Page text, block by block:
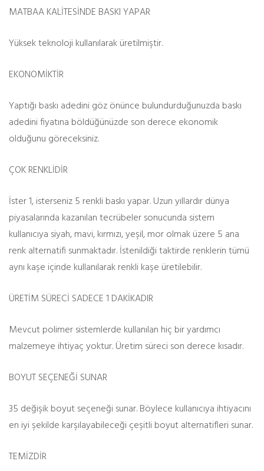
MATBAA KALİTESİNDE BASKI YAPAR
Yüksek teknoloji kullanılarak üretilmiştir.
EKONOMİKTİR
Yaptığı baskı adedini göz önünce bulundurduğunuzda baskı
adedini fiyatına böldüğünüzde son derece ekonomik
olduğunu göreceksiniz.
ÇOK RENKLİDİR
İster 1, isterseniz 5 renkli baskı yapar. Uzun yıllardır dünya
piyasalarında kazanılan tecrübeler sonucunda sistem
kullanıcıya siyah, mavi, kırmızı, yeşil, mor olmak üzere 5 ana
renk alternatifi sunmaktadır. İstenildiği taktirde renklerin tümü
aynı kaşe içinde kullanılarak renkli kaşe üretilebilir.
ÜRETİM SÜRECİ SADECE 1 DAKİKADIR
Mevcut polimer sistemlerde kullanılan hiç bir yardımcı
malzemeye ihtiyaç yoktur. Üretim süreci son derece kısadır.
BOYUT SEÇENEĞİ SUNAR
35 değişik boyut seçeneği sunar. Böylece kullanıcıya ihtiyacını
en iyi şekilde karşılayabileceği çeşitli boyut alternatifleri sunar.
TEMİZDİR